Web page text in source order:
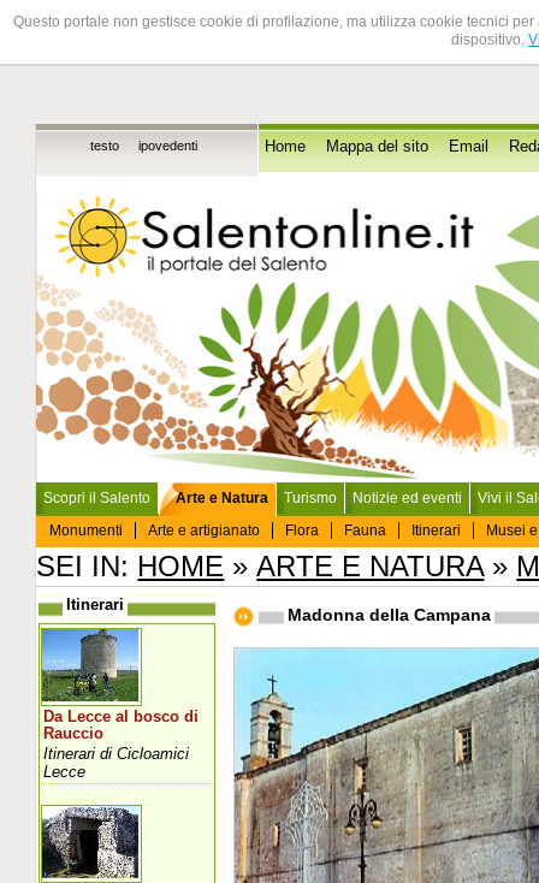
Questo portale non gestisce cookie di profilazione, ma utilizza cookie tecnici
dispositivo.
testo ipovedenti Home Mappa del sito Email
Scopri il Salento
Arte e Natura
Monumenti
Arte e artigianato Flora Fauna Itinerari Musei
Turismo Notizie ed eventi Vivi il
SEI IN: HOME »ARTE E NATURA»
Madonna della Campana
Itinerari
Da Lecce al bosco di
Rauccio
Itinerari di Cicloamici
Lecce